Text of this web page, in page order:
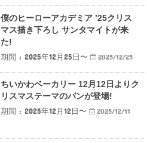
僕のヒーローアカデミア ’25クリス
マス描き下ろし サンタマイトが来
た!
期間 : 2025年12月25日〜
2025/12/25
ちいかわベーカリー 12月12日よりク
リスマステーマのパンが登場!
期間 : 2025年12月12日〜
2025/12/11